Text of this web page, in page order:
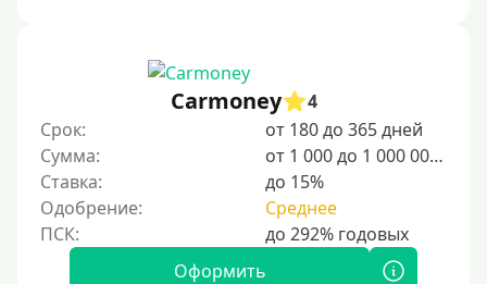
300 руб
400 руб
500 руб
1000 руб
Carmoney
4
Срок:
от 180 до 365 дней
Сумма:
от 1 000 до 1 000 000 ₽
Ставка:
до 15%
Одобрение:
Среднее
Оформить